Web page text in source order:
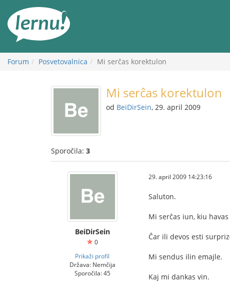
vsebini
Forum Posvetovalnica Mi serĉas korektulon
Mi serĉas korektulon
od BeiDirSein, 29. april 2009
Sporočila: 3
BeiDirSein
0
Prikaži profil
Država: Nemčija
Sporočila: 45
29. april 2009 14:23:16
Saluton.
Mi serĉas iun, kiu
Ĉar ili devos esti
Mi sendus ilin emajle.
Kaj mi dankas vin.